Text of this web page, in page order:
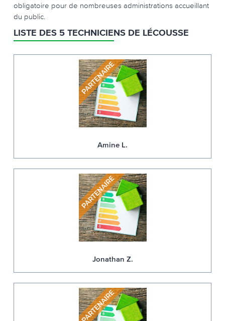
obligatoire pour de nombreuses administrations accueillant
du public.
LISTE DES 5 TECHNICIENS DE LÉCOUSSE
Amine L.
Jonathan Z.